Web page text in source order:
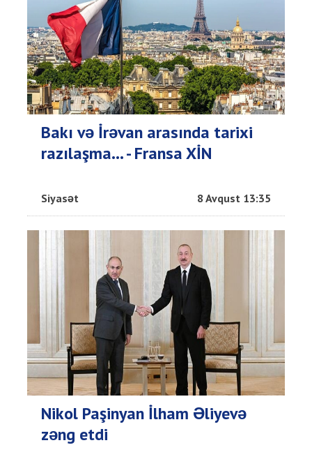
Bakı və İrəvan arasında tarixi
razılaşma... - Fransa XİN
Siyasət 8 Avqust 13:35
Nikol Paşinyan İlham Əliyevə
zəng etdi